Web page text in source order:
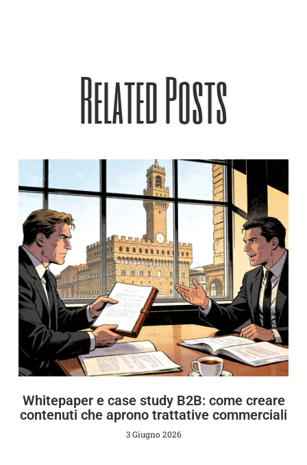
Related Posts
Whitepaper e case study B2B: come creare
contenuti che aprono trattative commerciali
3 Giugno 2026